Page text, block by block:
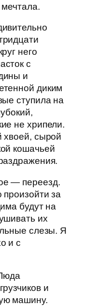
него
с
и
диким
ступила на
не хрипели.
хвоей, сырой
кошачьей
— переезд.
за
будут на
их
слезы. Я
и с
и
машину.